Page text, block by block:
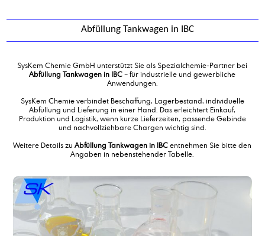
Abfüllung Flüssigkeiten in Kanister 10 kg
Abfüllung Flüssigkeiten in Kanister 10 ltr
Abfüllung Flüssigkeiten in Kanister 30 ltr
Abfüllung Flüssigkeiten in Kanister 5 ltr
Abfüllung Flüssigkeiten in Kanister 5 ltr
Abfüllung Flüssigkeiten in Kanister 60 ltr
Abfüllung Flüssigkeiten in Standbodenbeutel
Abfüllung Flüssigprodukte in Eimer
Abfüllung Granulate in Eimer
Abfüllung in Ex geschützte IBC
Abfüllung in Flaschen
Abfüllung in Flaschen 1000 ml
Abfüllung in Flaschen 125 ml
Abfüllung Tankwagen in IBC
SysKem Chemie GmbH unterstützt Sie als Spezialchemie-Partner bei
Abfüllung Tankwagen in IBC– für industrielle und gewerbliche
Anwendungen.
SysKem Chemie verbindet Beschaffung, Lagerbestand, individuelle
Abfüllung und Lieferung in einer Hand. Das erleichtert Einkauf,
Produktion und Logistik, wenn kurze Lieferzeiten, passende Gebinde
und nachvollziehbare Chargen wichtig sind.
Weitere Details zuAbfüllung Tankwagen in IBCentnehmen Sie bitte den
Angaben in nebenstehender Tabelle.